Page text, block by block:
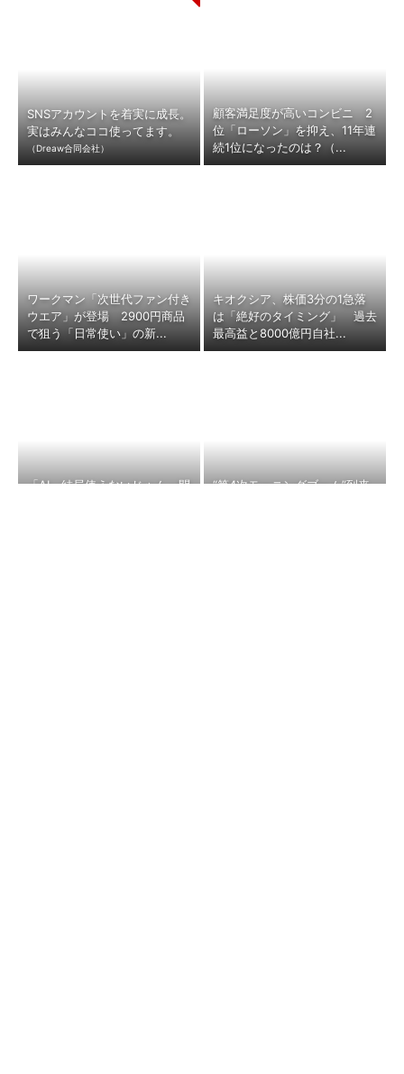
SNSアカウントを着実に成長。
実はみんなココ使ってます。
（Dreaw合同会社）
顧客満足度が高いコンビニ 2
位「ローソン」を抑え、11年連
続1位になったのは？（...
ワークマン「次世代ファン付き
ウエア」が登場 2900円商品
で狙う「日常使い」の新...
キオクシア、株価3分の1急落
は「絶好のタイミング」 過去
最高益と8000億円自社...
「AI、結局使えないじゃん」問
“第4次モーニングブーム”到来